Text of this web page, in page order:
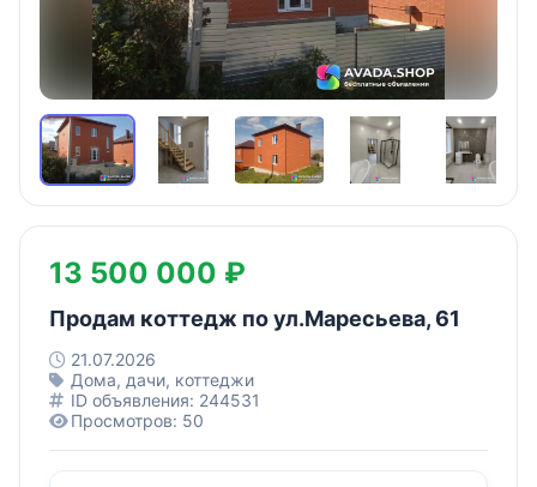
13 500 000 ₽
Продам коттедж по ул.Маресьева, 61
21.07.2026
Дома, дачи, коттеджи
ID объявления: 244531
Просмотров: 50